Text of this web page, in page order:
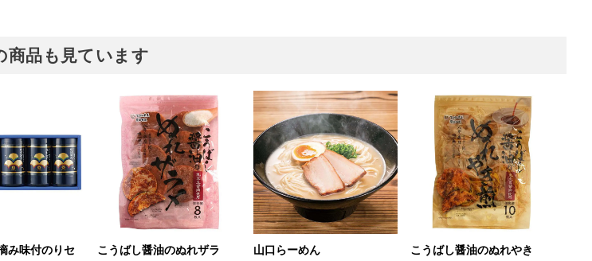
商品も見ています
み味付のりセ
こうばし醤油のぬれザラ
山口らーめん
こうばし醤油のぬれやき